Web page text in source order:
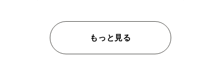
もっと見る